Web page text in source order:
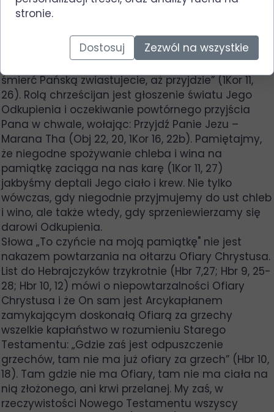
latoroślach (Jan 15, 5). Oba, podkreślają nasze
ścisłe z Nim złączenie.
Zatem, co oznaczają słowa „na pamiątkę”?
Odpowiedź znajdujemy w objaśnieniach Ap. Pawła:
śmierć Pańską zwiastujecie, aż przyjdzie” (1Kor 11,
26). Rolą chrześcijan jest głoszenie światu Jego
Odkupienia i oczekiwanie powtórnego przyjścia
Pana w chwale, wołając: Przyjdź Panie Jezu –
Marana Tha (Obj 22, 20, 1Kor 16, 22b). Pamiętajmy,
że niegodne spożywanie chleba i wina na
pamiątkę zaciąga na nas karę (1Kor 11, 27)
jakbyśmy deptali Jego ciało i krew. Nie tylko
wówczas, gdy niegodnie przyjmujemy do ust chleb
i wino, ale także wtedy, gdy sprzeniewierzamy się
darowi Odkupienia.
Słowa „To czyńcie na moją pamiątkę" nie jest
nakazem powtarzania na ołtarzu Ofiary Chrystusa.
List do Hebrajczyków trzykrotnie (Hbr 7,27; Hbr 9, 25-
28; Hbr 10, 12) mówi o niepowtarzalności Ofiary
Chrystusa i że On sam jest Arcykapłanem
zamykającym doskonałą Ofiarą za grzechy
wszelkie kapłaństwo w rozumieniu Starego
Testamentu: „Gdzie zaś jest odpuszczenie
grzechów, tam nie ma już ofiary za grzech” (Hbr 10,
18). Tam gdzie nie ma Ofiary, tam nie ma ciała na
nią złożonego, ani krwi przelanej. My zaś, w
rzeczywistości Nowego Testamentu wszyscy
stronie.
Dostosuj Zezwól na wszystkie